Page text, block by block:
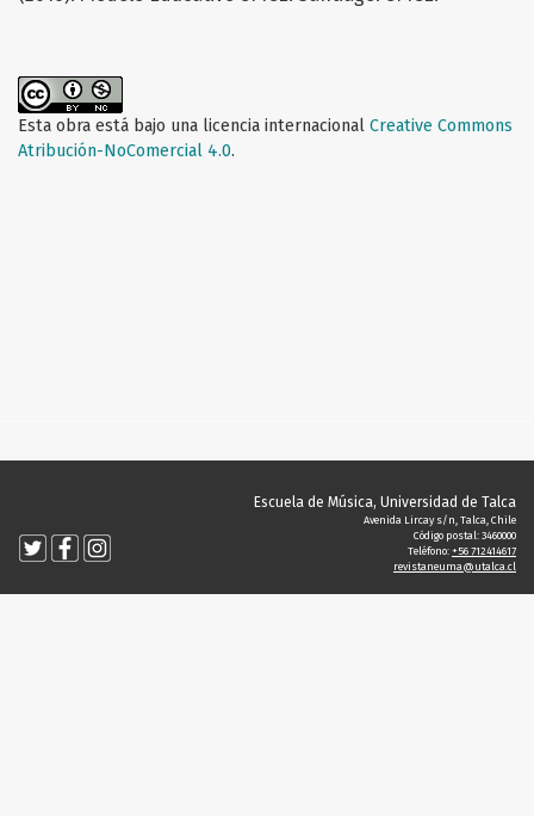
Esta obra está bajo una licencia internacional Creative Commons
Atribución-NoComercial 4.0.
Escuela de Música, Universidad de Talca
Avenida Lircay s/n, Talca, Chile
Código postal: 3460000
Teléfono: +56 712414617
revistaneuma@utalca.cl